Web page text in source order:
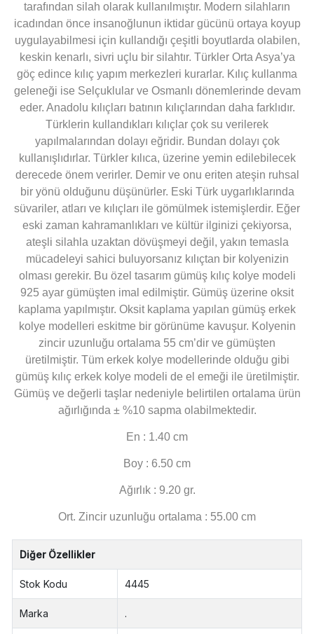
tarafından silah olarak kullanılmıştır. Modern silahların
icadından önce insanoğlunun iktidar gücünü ortaya koyup
uygulayabilmesi için kullandığı çeşitli boyutlarda olabilen,
keskin kenarlı, sivri uçlu bir silahtır. Türkler Orta Asya’ya
göç edince kılıç yapım merkezleri kurarlar. Kılıç kullanma
geleneği ise Selçuklular ve Osmanlı dönemlerinde devam
eder. Anadolu kılıçları batının kılıçlarından daha farklıdır.
Türklerin kullandıkları kılıçlar çok su verilerek
yapılmalarından dolayı eğridir. Bundan dolayı çok
kullanışlıdırlar. Türkler kılıca, üzerine yemin edilebilecek
derecede önem verirler. Demir ve onu eriten ateşin ruhsal
bir yönü olduğunu düşünürler. Eski Türk uygarlıklarında
süvariler, atları ve kılıçları ile gömülmek istemişlerdir. Eğer
eski zaman kahramanlıkları ve kültür ilginizi çekiyorsa,
ateşli silahla uzaktan dövüşmeyi değil, yakın temasla
mücadeleyi sahici buluyorsanız kılıçtan bir kolyenizin
olması gerekir. Bu özel tasarım gümüş kılıç kolye modeli
925 ayar gümüşten imal edilmiştir. Gümüş üzerine oksit
kaplama yapılmıştır. Oksit kaplama yapılan gümüş erkek
kolye modelleri eskitme bir görünüme kavuşur. Kolyenin
zincir uzunluğu ortalama 55 cm’dir ve gümüşten
üretilmiştir. Tüm erkek kolye modellerinde olduğu gibi
gümüş kılıç erkek kolye modeli de el emeği ile üretilmiştir.
Gümüş ve değerli taşlar nedeniyle belirtilen ortalama ürün
ağırlığında ± %10 sapma olabilmektedir.
En : 1.40 cm
Boy : 6.50 cm
Ağırlık : 9.20 gr.
Ort. Zincir uzunluğu ortalama : 55.00 cm
Diğer Özellikler
Stok Kodu 4445
Marka .